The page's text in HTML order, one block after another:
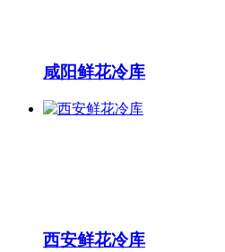
咸阳鲜花冷库
西安鲜花冷库